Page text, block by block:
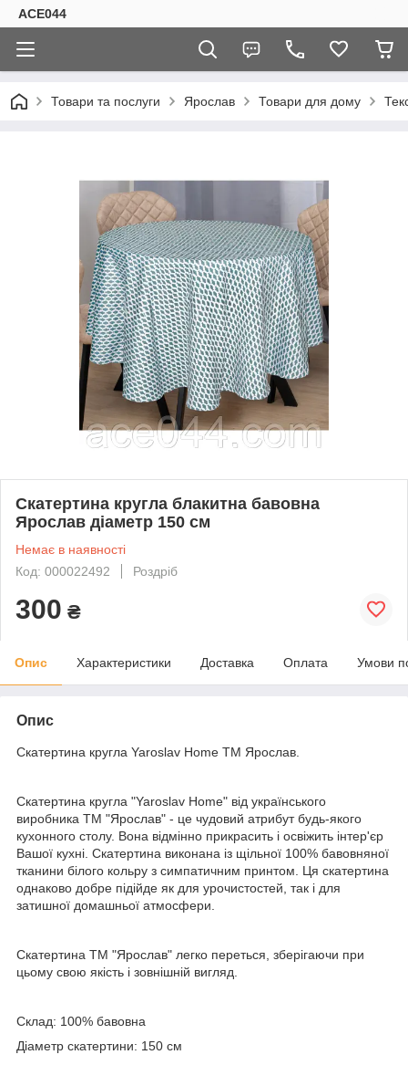
ACE044
Товари та послуги Ярослав Товари для дому
Скатертина кругла блакитна бавовна
Ярослав діаметр 150 см
Немає в наявності
Код: 000022492
Роздріб
300 ₴
Опис Характеристики Доставка Оплата Умови
Опис
Скатертина кругла Yaroslav Home ТМ Ярослав.
Скатертина кругла "Yaroslav Home" від українського
виробника ТМ "Ярослав" - це чудовий атрибут будь-якого
кухонного столу. Вона відмінно прикрасить і освіжить інтер'єр
Вашої кухні. Скатертина виконана із щільної 100% бавовняної
тканини білого кольру з симпатичним принтом. Ця скатертина
однаково добре підійде як для урочистостей, так і для
затишної домашньої атмосфери.
Скатертина ТМ "Ярослав" легко переться, зберігаючи при
цьому свою якість і зовнішній вигляд.
Склад: 100% бавовна
Діаметр скатертини: 150 см